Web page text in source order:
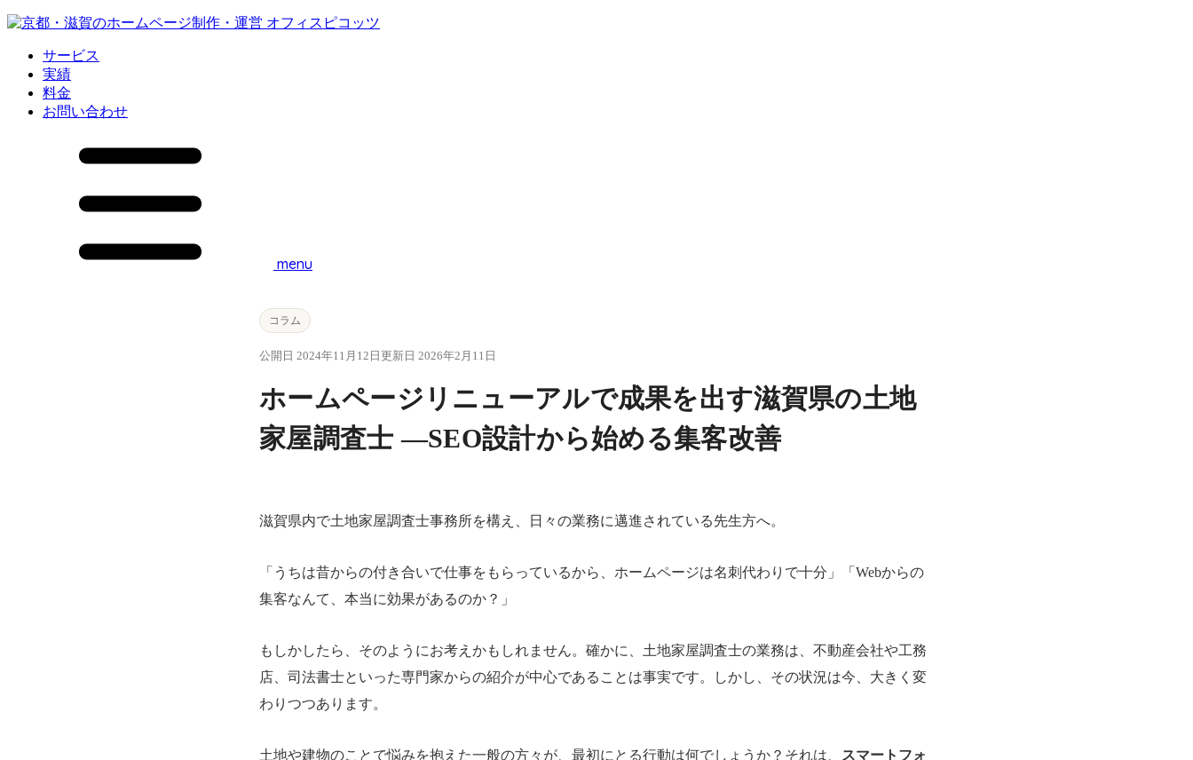
サービス
実績
料金
お問い合わせ
menu
コラム
公開日 2024年11月12日 更新日 2026年2月11日
ホームページリニューアルで成果を出す滋賀県の土地
家屋調査士 ―SEO設計から始める集客改善
滋賀県内で土地家屋調査士事務所を構え、日々の業務に邁進されている先生方へ。
「うちは昔からの付き合いで仕事をもらっているから、ホームページは名刺代わりで十分」「Webからの
集客なんて、本当に効果があるのか？」
もしかしたら、そのようにお考えかもしれません。確かに、土地家屋調査士の業務は、不動産会社や工務
店、司法書士といった専門家からの紹介が中心であることは事実です。しかし、その状況は今、大きく変
わりつつあります。
土地や建物のことで悩みを抱えた一般の方々が、最初にとる行動は何でしょうか？それは、
スマートフォ